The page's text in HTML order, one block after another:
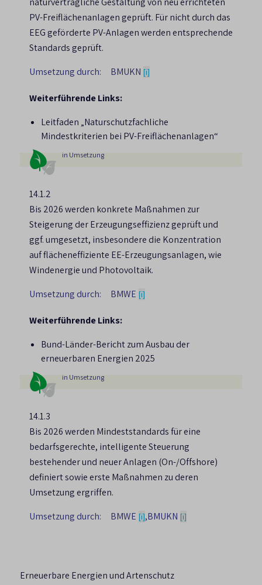
Ausbauziele des EEG auch dauerhaft erfüllt
und gehalten werden.
der Dauer der Wiedereinbindung des
freigesetzten CO2.
Daher sollte die energetische Nutzung
vorzugsweise auf solche Anwendungen
aktuell keine alternativen erneuerbaren
Technologien verfügbar sind. Bei der Nutzung
von Biomasse wird eine möglichst langlebige
stoffliche oder industrielle Nutzung
priorisiert, bei der die Biomasse und die
daraus erzeugten Produkte möglichst lange in
effizienten Kreisläufen geführt oder in
Kaskaden genutzt werden, an deren Ende eine
Energieerzeugung steht, die insbesondere
fossile Energieträger ersetzt. Für die
energetische Nutzung von Biomasse ist daher
eine Verlagerung hin zu einer Nutzung
Reststoffe nach dem Kaskadenprinzip sinnvoll.
Im Bereich der Holznutzung sollte eine
effiziente, zirkuläre Nutzung von Biomasse in
hochwertigen und langlebigen Produkten
vorangetrieben werden, um
Biodiversität sowie die Klimaschutzfunktion
der Wälder zu stärken. Eine steigende
Primärholzverbrennung steht dem entgegen.
möglich durch höhere Produktlebensdauern,
mehr Ressourceneffizienz, Kaskadennutzung
und Kreislaufführung der Materialien und
PV-Freiflächenanlagen geprüft. Für nicht durch das
EEG geförderte PV-Anlagen werden entsprechende
Standards geprüft.
Umsetzung durch:
BMUKN [i]
Weiterführende Links:
Leitfaden „Naturschutzfachliche
Mindestkriterien bei PV-Freiflächenanlagen“
in Umsetzung
14.1.2
Bis 2026 werden konkrete Maßnahmen zur
Steigerung der Erzeugungseffizienz geprüft und
ggf. umgesetzt, insbesondere die Konzentration
auf flächeneffiziente EE-Erzeugungsanlagen, wie
Windenergie und Photovoltaik.
Umsetzung durch:
BMWE [i]
Weiterführende Links:
Bund-Länder-Bericht zum Ausbau der
erneuerbaren Energien 2025
in Umsetzung
14.1.3
Bis 2026 werden Mindeststandards für eine
bedarfsgerechte, intelligente Steuerung
bestehender und neuer Anlagen (On-/Offshore)
definiert sowie erste Maßnahmen zu deren
Umsetzung ergriffen.
Umsetzung durch:
BMWE [i],BMUKN [i]
Erneuerbare Energien und Artenschutz